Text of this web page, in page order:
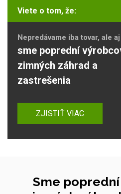
Viete o tom, že:
Nepredávame iba tovar, ale aj
sme poprední
zimných záhrad a
zastrešenia
ZJISTIŤ VIAC
Sme